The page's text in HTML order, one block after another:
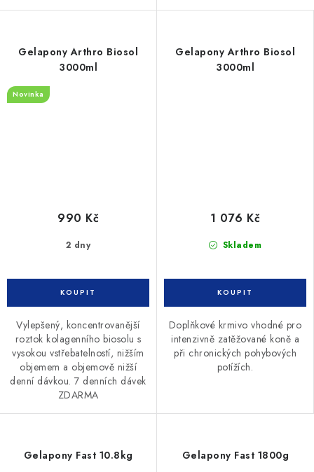
Gelapony Arthro Biosol
3000ml
Novinka
2 dny
990 Kč
Vylepšený, koncentrovanější
roztok kolagenního biosolu s
vysokou vstřebatelností, nižším
objemem a objemově nižší
denní dávkou. 7 denních dávek
ZDARMA
Gelapony Arthro Biosol
3000ml
Skladem
1 076 Kč
Doplňkové krmivo vhodné pro
intenzivně zatěžované koně a
při chronických pohybových
potížích.
Gelapony Fast 10.8kg Gelapony Fast 1800g